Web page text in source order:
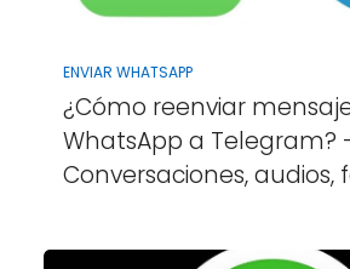
ENVIAR WHATSAPP
¿Cómo reenviar
WhatsApp a Telegram?
Conversaciones, audios,